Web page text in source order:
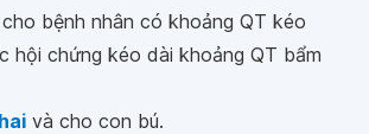
bệnh nhân có khoảng QT kéo
hội chứng kéo dài khoảng QT bẩm
và cho con bú.